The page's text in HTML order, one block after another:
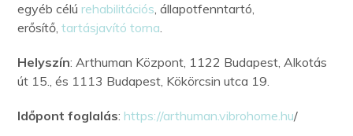
egyéb célúrehabilitációs, állapotfenntartó,
erősítő,tartásjavító torna.
Helyszín: Arthuman Központ, 1122 Budapest, Alkotás
út 15., és 1113 Budapest, Kökörcsin utca 19.
Időpont foglalás: https://arthuman.vibrohome.hu/